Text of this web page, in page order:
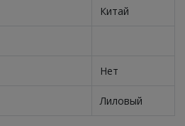
Китай
Нет
Лиловый